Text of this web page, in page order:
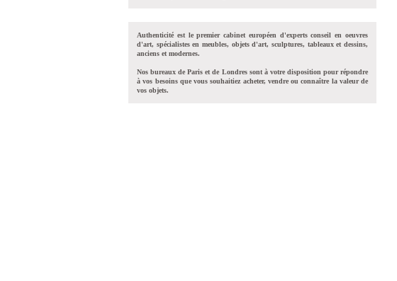
Authenticité est le premier cabinet européen d'experts conseil en oeuvres
d'art, spécialistes en meubles, objets d'art, sculptures, tableaux et dessins,
anciens et modernes.
Nos bureaux de Paris et de Londres sont à votre disposition pour répondre
à vos besoins que vous souhaitiez acheter, vendre ou connaître la valeur de
vos objets.